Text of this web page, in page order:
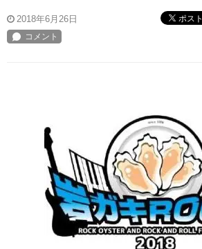
2018年6月26日 ポスト